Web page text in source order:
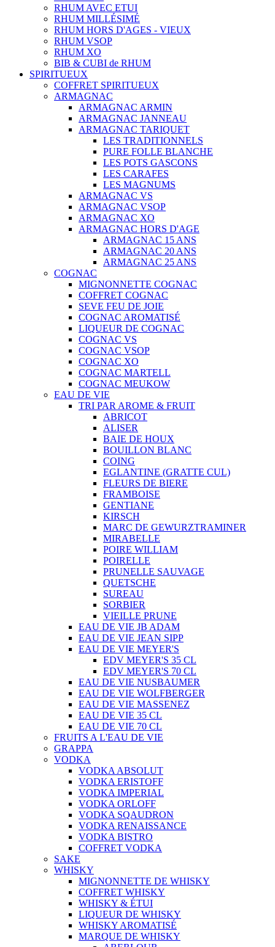
RHUM AVEC ETUI
RHUM MILLÉSIMÉ
RHUM HORS D'AGES - VIEUX
RHUM VSOP
RHUM XO
BIB & CUBI de RHUM
SPIRITUEUX
COFFRET SPIRITUEUX
ARMAGNAC
ARMAGNAC ARMIN
ARMAGNAC JANNEAU
ARMAGNAC TARIQUET
LES TRADITIONNELS
PURE FOLLE BLANCHE
LES POTS GASCONS
LES CARAFES
LES MAGNUMS
ARMAGNAC VS
ARMAGNAC VSOP
ARMAGNAC XO
ARMAGNAC HORS D'AGE
ARMAGNAC 15 ANS
ARMAGNAC 20 ANS
ARMAGNAC 25 ANS
COGNAC
MIGNONNETTE COGNAC
COFFRET COGNAC
SEVE FEU DE JOIE
COGNAC AROMATISÉ
LIQUEUR DE COGNAC
COGNAC VS
COGNAC VSOP
COGNAC XO
COGNAC MARTELL
COGNAC MEUKOW
EAU DE VIE
TRI PAR AROME & FRUIT
ABRICOT
ALISER
BAIE DE HOUX
BOUILLON BLANC
COING
EGLANTINE (GRATTE CUL)
FLEURS DE BIERE
FRAMBOISE
GENTIANE
KIRSCH
MARC DE GEWURZTRAMINER
MIRABELLE
POIRE WILLIAM
POIRELLE
PRUNELLE SAUVAGE
QUETSCHE
SUREAU
SORBIER
VIEILLE PRUNE
EAU DE VIE JB ADAM
EAU DE VIE JEAN SIPP
EAU DE VIE MEYER'S
EDV MEYER'S 35 CL
EDV MEYER'S 70 CL
EAU DE VIE NUSBAUMER
EAU DE VIE WOLFBERGER
EAU DE VIE MASSENEZ
EAU DE VIE 35 CL
EAU DE VIE 70 CL
FRUITS A L'EAU DE VIE
GRAPPA
VODKA
VODKA ABSOLUT
VODKA ERISTOFF
VODKA IMPERIAL
VODKA ORLOFF
VODKA SQAUDRON
VODKA RENAISSANCE
VODKA BISTRO
COFFRET VODKA
SAKE
WHISKY
MIGNONNETTE DE WHISKY
COFFRET WHISKY
WHISKY & ÉTUI
LIQUEUR DE WHISKY
WHISKY AROMATISÉ
MARQUE DE WHISKY